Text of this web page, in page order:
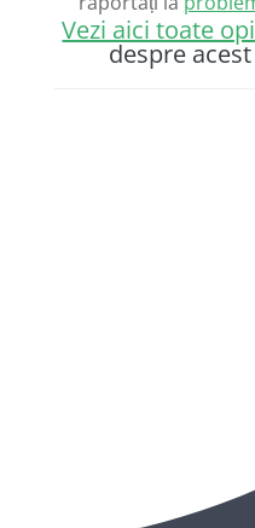
Vezi aici toate
despre